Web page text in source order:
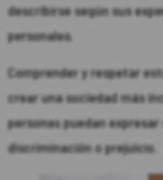
describirse según sus
personales.
Comprender y respetar
crear una sociedad más
personas puedan
discriminación o prejuicio.